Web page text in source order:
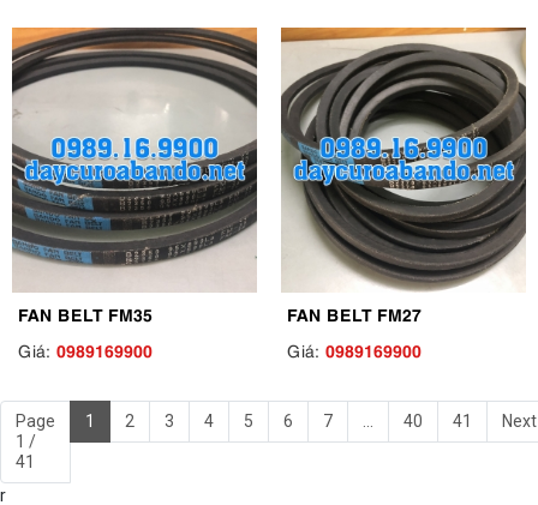
FAN BELT FM35
Giá: 0989169900
FAN BELT FM27
Giá: 0989169900
Page
1 /
41
1 2 3 4 5 6 7 ... 40 41 Next
r